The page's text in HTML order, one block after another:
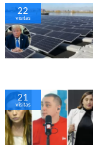
22
visitas
21
visitas